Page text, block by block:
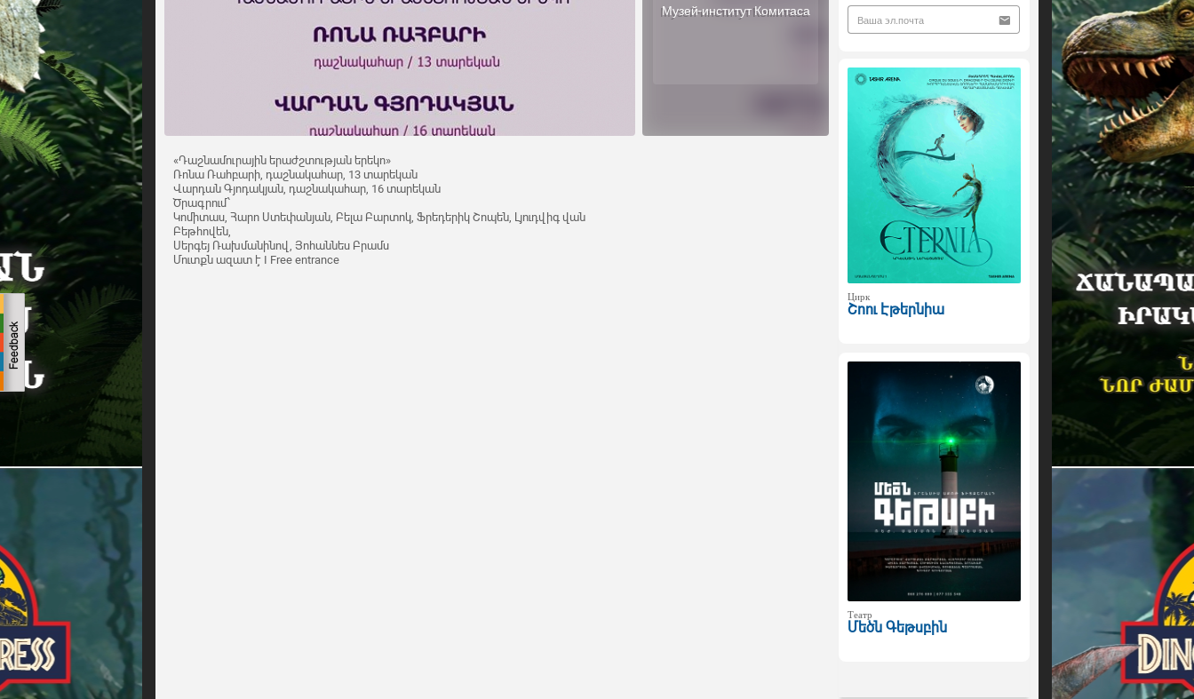
Музей-институт Комитаса
«Դաշնամուրային երաժշտության երեկո»
Ռոնա Ռահբարի, դաշնակահար, 13 տարեկան
Վարդան Գյոդակյան, դաշնակահար, 16 տարեկան
Ծրագրում՝
Կոմիտաս, Հարո Ստեփանյան, Բելա Բարտոկ, Ֆրեդերիկ Շոպեն, Լյուդվիգ վան
Բեթհովեն,
Սերգեյ Ռախմանինով, Յոհաննես Բրամս
Մուտքն ազատ է I Free entrance
Цирк
Շոու Էթերնիա
Театр
Մեծն Գեթսբին